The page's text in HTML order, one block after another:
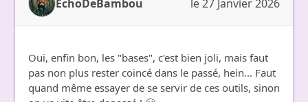
EchoDeBambou le 27 Janvier 2026
Oui, enfin bon, les "bases", c'est bien joli, mais faut
pas non plus rester coincé dans le passé, hein... Faut
quand même essayer de se servir de ces outils, sinon